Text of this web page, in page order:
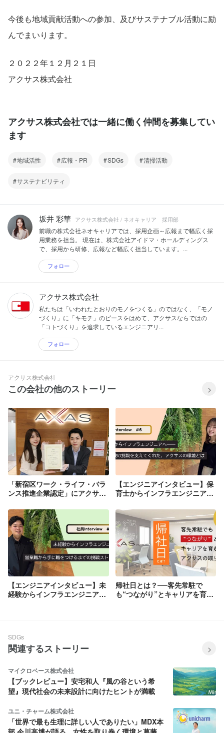
今後も地域貢献活動への参加、及びサステナブル活動に励
んでまいります。
２０２２年１２月２１日
アクサス株式会社
アクサス株式会社では一緒に働く仲間を募集してい
ます
地域活性 広報・PR SDGs 清掃活動
サステナビリティ
坂井 彩華 アクサス株式会社 / ネオキャリア 採用部
前職の株式会社ネオキャリアでは、採用企画～広報まで幅広く採
用業務を担当。 現在は、株式会社アイドマ・ホールディングス
で、採用から研修、広報など幅広く担当しています。...
フォロー
アクサス株式会社
私たちは「いわれたとおりのモノをつくる」のではなく、「モノ
づくり」に「キモチ」のピースをはめて、アクサスならではの
「コトづくり」を追求しているエンジニアリ...
フォロー
アクサス株式会社
この会社の他のストーリー
「新宿区ワーク・ライフ・バラ
ンス推進企業認定」にアクサス
【エンジニアインタビュー】保
育士からインフラエンジニア
た、アクサスの環境とは
【エンジニアインタビュー】未
経験からインフラエンジニア
帰社日とは？──客先常駐で
も“つながり”とキャリアを育む
SDGs
関連するストーリー
マイクロベース株式会社
【ブックレビュー】安宅和人『風の谷という希
望』現代社会の未来設計に向けたヒントが満載
ユニ・チャーム株式会社
「世界で最も生理に詳しい人でありたい」MDX本